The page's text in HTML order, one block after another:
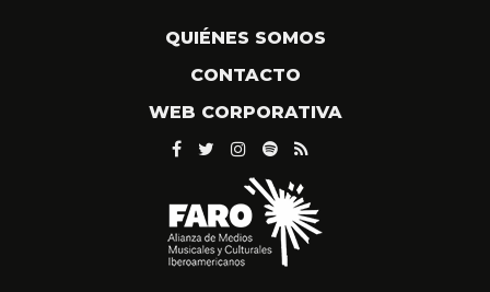
QUIÉNES SOMOS
CONTACTO
WEB CORPORATIVA